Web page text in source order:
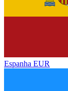
Espanha EUR